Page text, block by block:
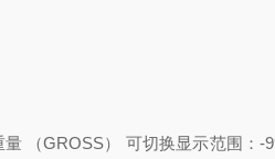
（GROSS） 可切换显示范围：-